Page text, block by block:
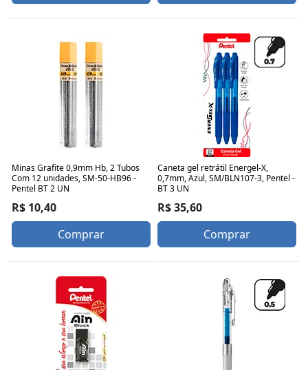
Minas Grafite 0,9mm Hb, 2 Tubos
Com 12 unidades, SM-50-HB96 -
Pentel BT 2 UN
R$ 10,40
Comprar
Caneta gel retrátil Energel-X,
0,7mm, Azul, SM/BLN107-3, Pentel -
BT 3 UN
R$ 35,60
Comprar